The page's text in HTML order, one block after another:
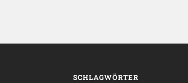
SCHLAGWÖRTER